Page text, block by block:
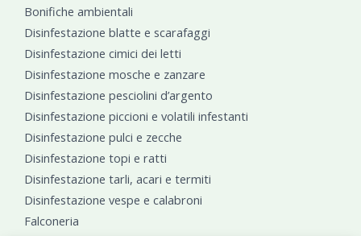
Bonifiche ambientali
Disinfestazione blatte e scarafaggi
Disinfestazione cimici dei letti
Disinfestazione mosche e zanzare
Disinfestazione pesciolini d’argento
Disinfestazione piccioni e volatili infestanti
Disinfestazione pulci e zecche
Disinfestazione topi e ratti
Disinfestazione tarli, acari e termiti
Disinfestazione vespe e calabroni
Falconeria